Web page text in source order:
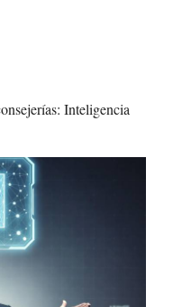
Inteligencia